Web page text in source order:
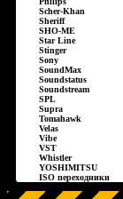
Scher-Khan
Sheriff
SHO-ME
Star Line
Stinger
Sony
SoundMax
Soundstatus
Soundstream
SPL
Supra
Tomahawk
Velas
Vibe
VST
Whistler
YOSHIMITSU
ISO переходники